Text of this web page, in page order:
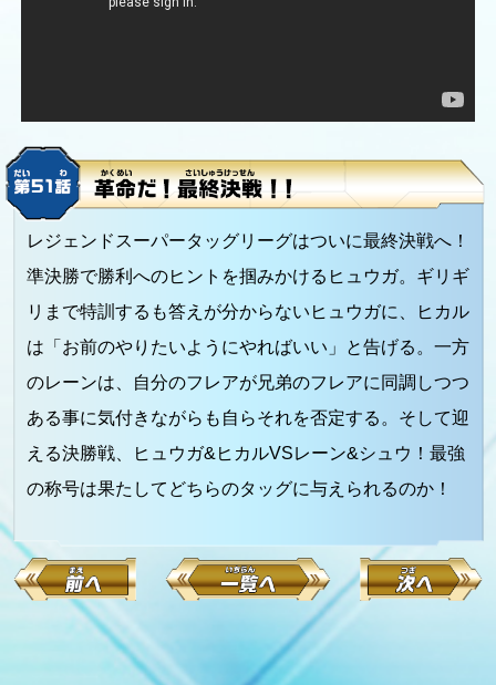
レジェンドスーパータッグリーグはついに最終決戦へ！
準決勝で勝利へのヒントを掴みかけるヒュウガ。ギリギ
リまで特訓するも答えが分からないヒュウガに、ヒカル
は「お前のやりたいようにやればいい」と告げる。一方
のレーンは、自分のフレアが兄弟のフレアに同調しつつ
ある事に気付きながらも自らそれを否定する。そして迎
える決勝戦、ヒュウガ&ヒカルVSレーン&シュウ！最強
の称号は果たしてどちらのタッグに与えられるのか！